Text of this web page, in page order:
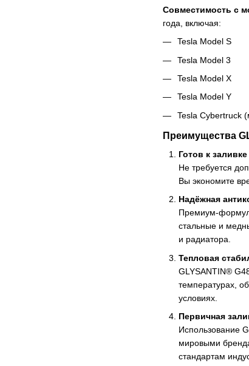
Совместимость с
года, включая:
Tesla Model S
Tesla Model 3
Tesla Model X
Tesla Model Y
Tesla Cybertruck
Преимущества
Готов к заливке
Не требуется
Вы экономите
Надёжная
Премиум-
стальные и
и радиатора.
Тепловая
GLYSANTIN®
температурах,
условиях.
Первичная
Использование
мировыми
стандартам